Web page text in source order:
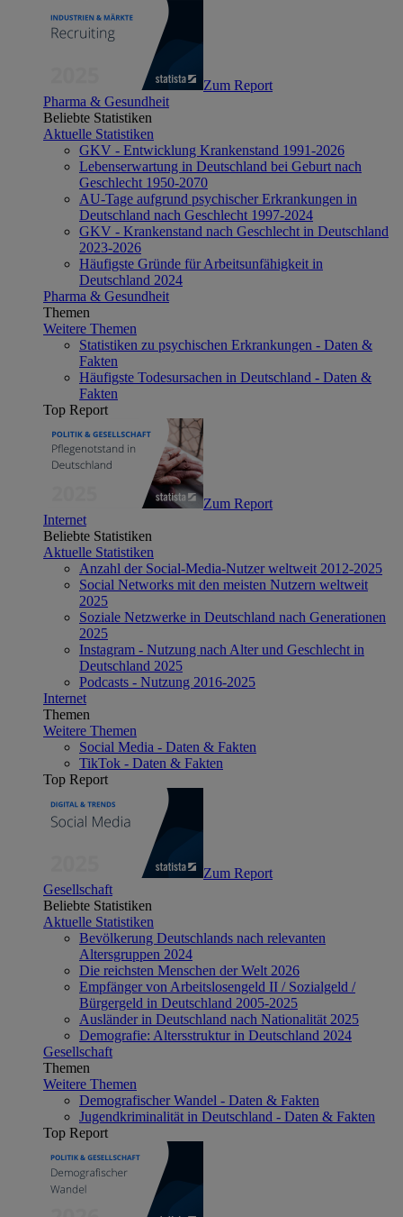
Zum Report
Pharma & Gesundheit
Beliebte Statistiken
Aktuelle Statistiken
GKV - Entwicklung Krankenstand 1991-2026
Lebenserwartung in Deutschland bei Geburt nach
Geschlecht 1950-2070
AU-Tage aufgrund psychischer Erkrankungen in
Deutschland nach Geschlecht 1997-2024
GKV - Krankenstand nach Geschlecht in Deutschland
2023-2026
Häufigste Gründe für Arbeitsunfähigkeit in
Deutschland 2024
Pharma & Gesundheit
Themen
Weitere Themen
Statistiken zu psychischen Erkrankungen - Daten &
Fakten
Häufigste Todesursachen in Deutschland - Daten &
Fakten
Top Report
Zum Report
Internet
Beliebte Statistiken
Aktuelle Statistiken
Anzahl der Social-Media-Nutzer weltweit 2012-2025
Social Networks mit den meisten Nutzern weltweit
2025
Soziale Netzwerke in Deutschland nach Generationen
2025
Instagram - Nutzung nach Alter und Geschlecht in
Deutschland 2025
Podcasts - Nutzung 2016-2025
Internet
Themen
Weitere Themen
Social Media - Daten & Fakten
TikTok - Daten & Fakten
Top Report
Zum Report
Gesellschaft
Beliebte Statistiken
Aktuelle Statistiken
Bevölkerung Deutschlands nach relevanten
Altersgruppen 2024
Die reichsten Menschen der Welt 2026
Empfänger von Arbeitslosengeld II / Sozialgeld /
Bürgergeld in Deutschland 2005-2025
Ausländer in Deutschland nach Nationalität 2025
Demografie: Altersstruktur in Deutschland 2024
Gesellschaft
Themen
Weitere Themen
Demografischer Wandel - Daten & Fakten
Jugendkriminalität in Deutschland - Daten & Fakten
Top Report